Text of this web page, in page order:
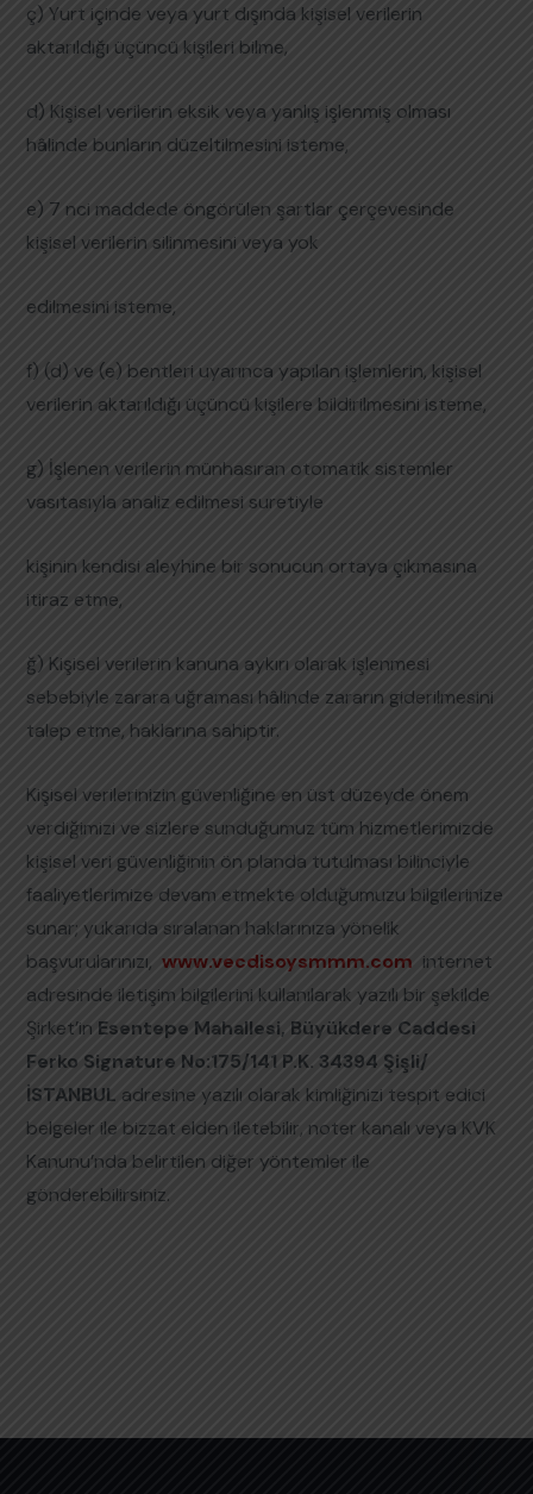
ç) Yurt içinde veya yurt dışında kişisel verilerin
aktarıldığı üçüncü kişileri bilme,
d) Kişisel verilerin eksik veya yanlış işlenmiş olması
hâlinde bunların düzeltilmesini isteme,
e) 7 nci maddede öngörülen şartlar çerçevesinde
kişisel verilerin silinmesini veya yok
edilmesini isteme,
f) (d) ve (e) bentleri uyarınca yapılan işlemlerin, kişisel
verilerin aktarıldığı üçüncü kişilere bildirilmesini isteme,
g) İşlenen verilerin münhasıran otomatik sistemler
vasıtasıyla analiz edilmesi suretiyle
kişinin kendisi aleyhine bir sonucun ortaya çıkmasına
itiraz etme,
ğ) Kişisel verilerin kanuna aykırı olarak işlenmesi
sebebiyle zarara uğraması hâlinde zararın giderilmesini
talep etme, haklarına sahiptir.
Kişisel verilerinizin güvenliğine en üst düzeyde önem
verdiğimizi ve sizlere sunduğumuz tüm hizmetlerimizde
kişisel veri güvenliğinin ön planda tutulması bilinciyle
faaliyetlerimize devam etmekte olduğumuzu bilgilerinize
sunar; yukarıda sıralanan haklarınıza yönelik
başvurularınızı, www.vecdisoysmmm.com internet
adresinde iletişim bilgilerini kullanılarak yazılı bir şekilde
Şirket’in Esentepe Mahallesi, Büyükdere Caddesi
Ferko Signature No:175/141 P.K. 34394 Şişli/
İSTANBUL adresine yazılı olarak kimliğinizi tespit edici
belgeler ile bizzat elden iletebilir, noter kanalı veya KVK
Kanunu’nda belirtilen diğer yöntemler ile
gönderebilirsiniz.